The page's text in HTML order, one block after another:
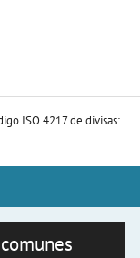
ISO 4217 de divisas: